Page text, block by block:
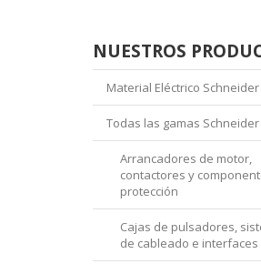
NUESTROS
Material Eléctrico Schneider
Todas las gamas Schneider
Arrancadores de motor,
contactores y
protección
Cajas de pulsadores,
de cableado e interfaces